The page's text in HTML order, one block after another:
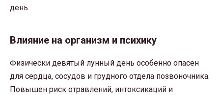
день.
Влияние на организм и психику
Физически девятый лунный день особенно опасен
для сердца, сосудов и грудного отдела позвоночника.
Повышен риск отравлений, интоксикаций и